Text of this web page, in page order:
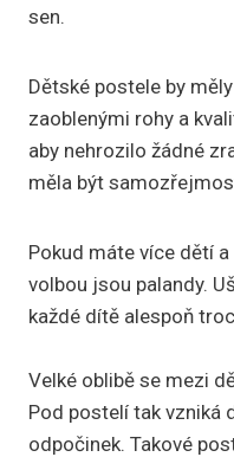
sen.
Dětské postele by
zaoblenými rohy a
aby nehrozilo žádné
měla být
Pokud máte více dětí
volbou jsou palandy.
každé dítě alespoň
Velké oblibě se mezi
Pod postelí tak vzniká
odpočinek. Takové